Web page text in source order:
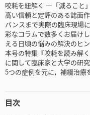
咬耗を紐解く ―「減ること
高い信頼と定評のある誌面
バンスまで実際の臨床現場
彩なコラムで数多くお届け
える日頃の悩みの解決のヒ
本号の特集『咬耗を読み解
に関して臨床家と大学の研
5つの症例を元に，補綴治療
目次